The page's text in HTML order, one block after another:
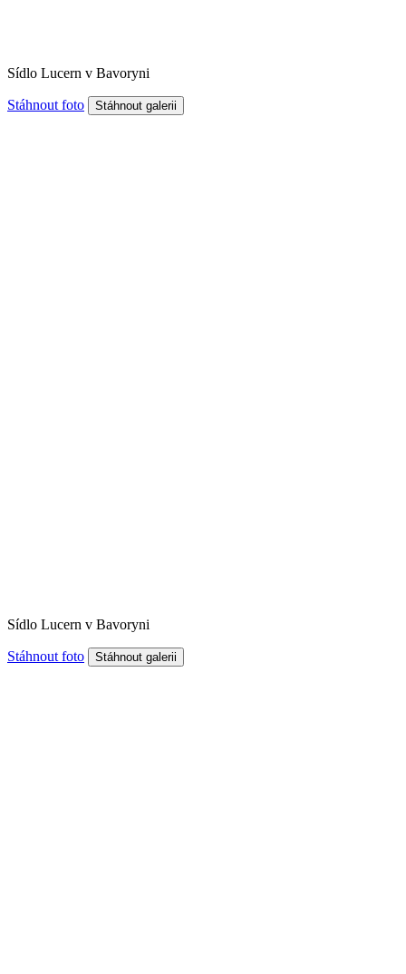
Sídlo Lucern v Bavoryni
Stáhnout foto
Sídlo Lucern v Bavoryni
Stáhnout foto